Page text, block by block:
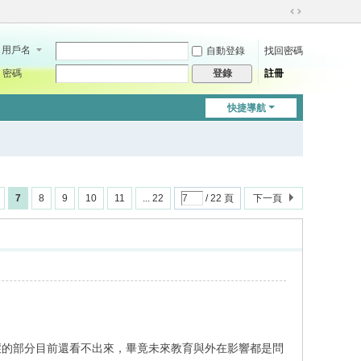
切
到
用戶名 自動登錄
找回密碼
密碼
登錄 註冊
快捷導航
7 8 9 10 11 ... 22 / 22 頁 下一頁
部分目前還看不出來，畢竟未來教育與外在影響都是問